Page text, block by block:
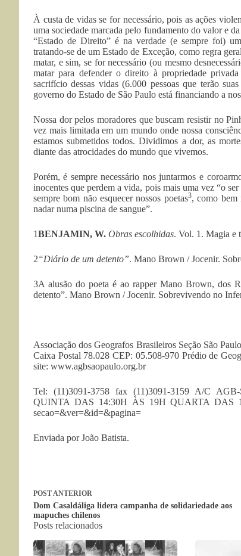
À custa de vidas se for necessário, pois as ações
uma sociedade marcada pelo fundamento do valor e
“Estado de Direito” é na verdade (e sempre foi)
tratando-se de um Estado de Exceção, como regra
matar, e sim, se for necessário (ou mesmo
matar para defender o direito à propriedade
sacrifício dessas vidas (6.000 pessoas que terão
governo do Estado de São Paulo está financiando a
Nossa dor pelos moradores que buscam resistir no
vez mais limitada em um mundo onde nossa
estamos submetidos todos. Dividimos a dor, as
diante das atrocidades do mundo que vivemos.
Porém, é sempre necessário nos juntarmos e
inocentes que perdem a vida, pois mais uma vez “o
sempre bom não esquecer nossos poetas3, como bem
nadar numa piscina de sangue”.
1BENJAMIN, W. Obras escolhidas. Vol. 1. Magia e
2“Diário de um detento”. Mano Brown / Jocenir.
3A alusão do poeta é ao rapper Mano Brown, dos
detento”. Mano Brown / Jocenir. Sobrevivendo no
Associação dos Geografos Brasileiros Seção São
Caixa Postal 78.028 CEP: 05.508-970 Prédio de
site: www.agbsaopaulo.org.br
Tel: (11)3091-3758 fax (11)3091-3159 A/C
QUINTA DAS 14:30H ÀS 19H QUARTA DAS
secao=&ver=&id=&pagina=
Enviada por João Batista.
POSTANTERIOR
Dom Casaldáliga lidera campanha de solidariedade aos
mapuches chilenos
Posts relacionados